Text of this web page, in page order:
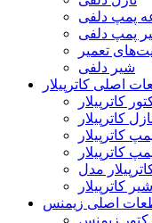
پمپ دلفی
پمپ دلفی
تعمیر
شیر دلفی
اصلی کاترپیلار
کاترپیلار
کاترپیلار
کاترپیلار
کاترپیلار
شیر کاترپیلار
اصلی زیمنس
زیمنس